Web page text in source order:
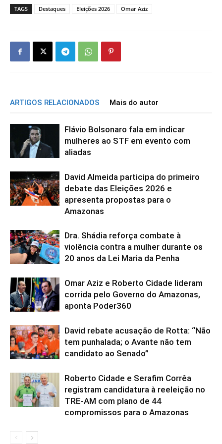
TAGS Destaques Eleições 2026 Omar Aziz
ARTIGOS RELACIONADOS Mais do autor
Flávio Bolsonaro fala em indicar
mulheres ao STF em evento com
aliadas
David Almeida participa do primeiro
debate das Eleições 2026 e
apresenta propostas para o
Amazonas
Dra. Shádia reforça combate à
violência contra a mulher durante os
20 anos da Lei Maria da Penha
Omar Aziz e Roberto Cidade lideram
corrida pelo Governo do Amazonas,
aponta Poder360
David rebate acusação de Rotta: “Não
tem punhalada; o Avante não tem
candidato ao Senado”
Roberto Cidade e Serafim Corrêa
registram candidatura à reeleição no
TRE-AM com plano de 44
compromissos para o Amazonas